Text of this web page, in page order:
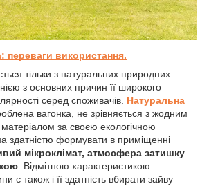
переваги використання.
тільки з натуральних природних
з основних причин її широкого
серед споживачів. Натуральна
вагонка, не зрівняється з жодним
за своєю екологічною
здатністю формувати в приміщенні
мікроклімат, атмосфера затишку
. Відмітною характеристикою
є також і її здатність вбирати зайву